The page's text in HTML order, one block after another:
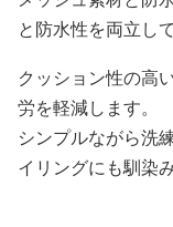
と防水性を両立し
クッション性の高
労を軽減します。
シンプルながら洗
イリングにも馴染み